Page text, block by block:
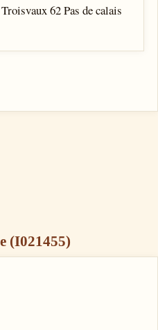
62 Pas de calais
(I021455)